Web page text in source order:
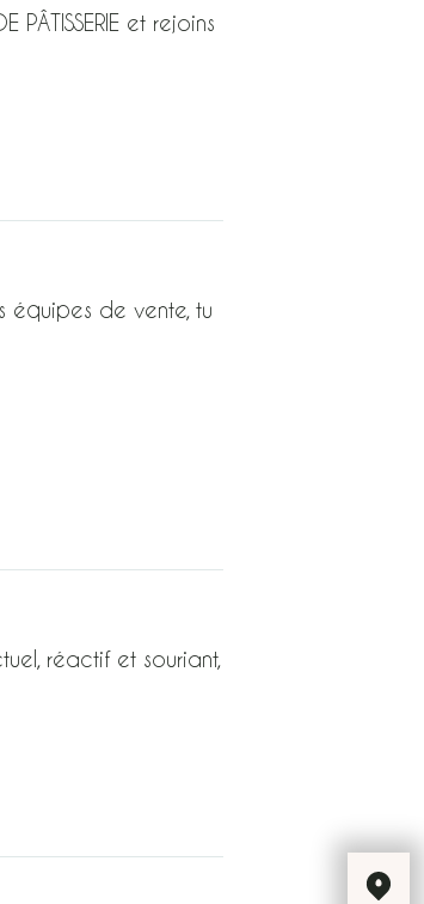
et rejoins
équipes de vente, tu
réactif et souriant,